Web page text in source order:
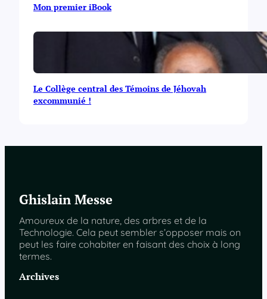
Mon premier iBook
Le Collège central des Témoins de Jéhovah
excommunié !
Ghislain Messe
Amoureux de la nature, des arbres et de la
Technologie. Cela peut sembler s’opposer mais on
peut les faire cohabiter en faisant des choix à long
termes.
Archives